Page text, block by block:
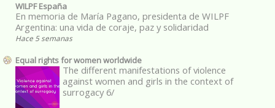
WILPF España
En memoria de María Pagano, presidenta de WILPF
Argentina: una vida de coraje, paz y solidaridad
Hace 5 semanas
Equal rights for women worldwide
The different manifestations of violence
against women and girls in the context of
surrogacy 6/